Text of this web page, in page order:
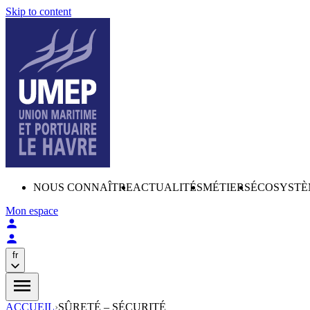
Skip to content
NOUS CONNAÎTREACTUALITÉSMÉTIERS
Mon espace
fr
ACCUEIL›SÛRETÉ – SÉCURITÉ